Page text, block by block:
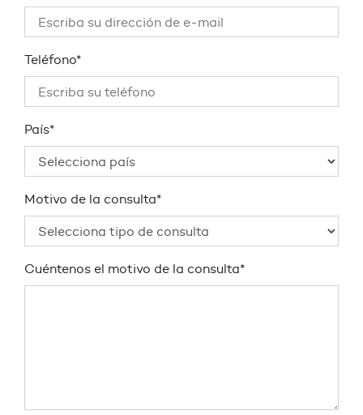
Teléfono*
País*
Motivo de la consulta*
Cuéntenos el motivo de la consulta*